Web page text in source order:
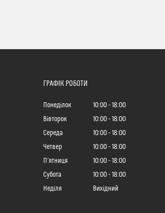
ГРАФІК РОБОТИ
Понеділок 10:00
18:00
Вівторок
10:00
18:00
Середа
10:00
18:00
Четвер
10:00
18:00
Пʼятниця
10:00
18:00
Субота
10:00
18:00
Неділя
Вихідний